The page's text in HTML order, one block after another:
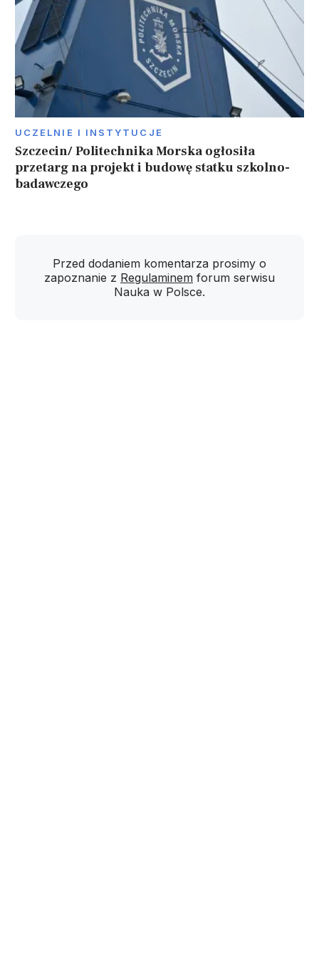
UCZELNIE I INSTYTUCJE
Szczecin/ Politechnika Morska ogłosiła
przetarg na projekt i budowę statku szkolno-
badawczego
Przed dodaniem komentarza prosimy o
zapoznanie z Regulaminem forum serwisu
Nauka w Polsce.